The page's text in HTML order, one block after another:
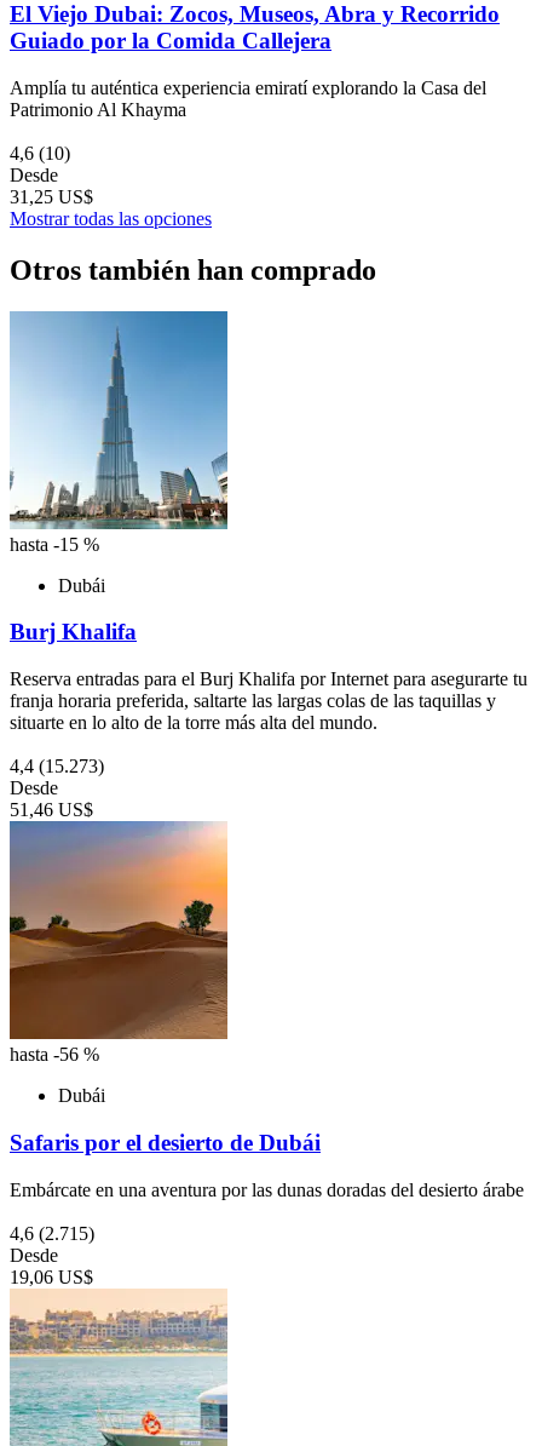
El Viejo Dubai: Zocos, Museos, Abra y Recorrido
Guiado por la Comida Callejera
Amplía tu auténtica experiencia emiratí explorando la Casa del
Patrimonio Al Khayma
4,6 (10)
Desde
31,25 US$
Mostrar todas las opciones
Otros también han comprado
hasta -15 %
Dubái
Burj Khalifa
Reserva entradas para el Burj Khalifa por Internet para asegurarte tu
franja horaria preferida, saltarte las largas colas de las taquillas y
situarte en lo alto de la torre más alta del mundo.
4,4 (15.273)
Desde
51,46 US$
hasta -56 %
Dubái
Safaris por el desierto de Dubái
Embárcate en una aventura por las dunas doradas del desierto árabe
4,6 (2.715)
Desde
19,06 US$